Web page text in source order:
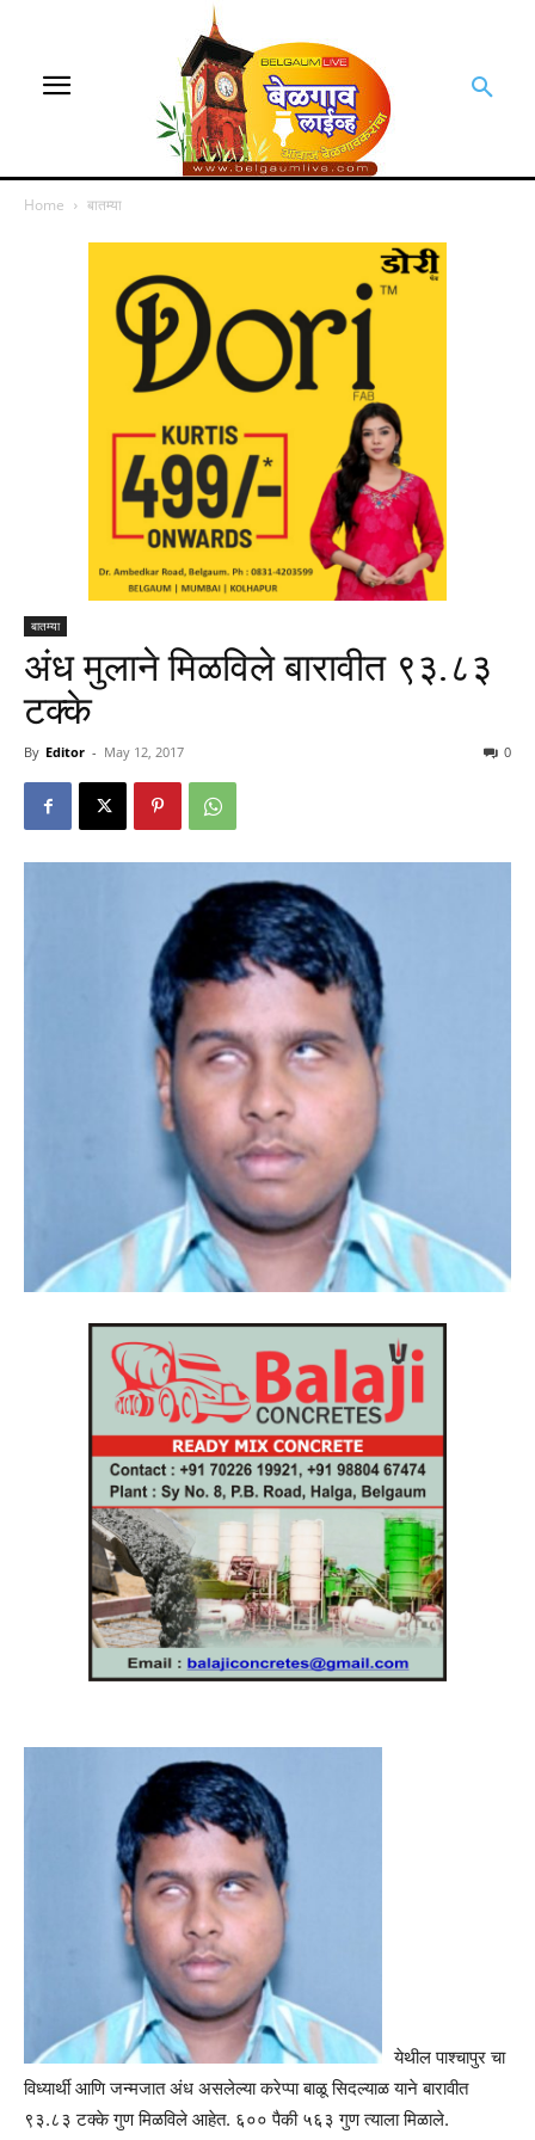
Home बातम्या
बातम्या
अंध मुलाने मिळविले बारावीत ९३.८३
टक्के
By Editor - May 12, 2017 0
येथील पाश्चापुर चा
विध्यार्थी आणि जन्मजात अंध असलेल्या करेप्पा बाळू सिदल्याळ याने बारावीत
९३.८३ टक्के गुण मिळविले आहेत. ६०० पैकी ५६३ गुण त्याला मिळाले.